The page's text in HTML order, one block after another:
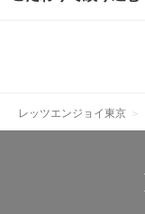
レッツエンジョイ東京